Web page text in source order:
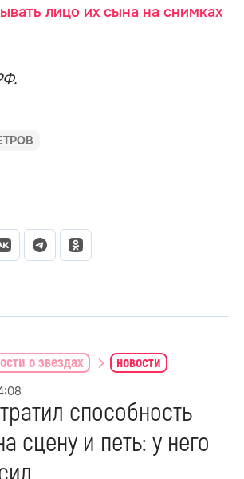
лицо их сына на снимках
о звездах новости
способность
сцену и петь: у него